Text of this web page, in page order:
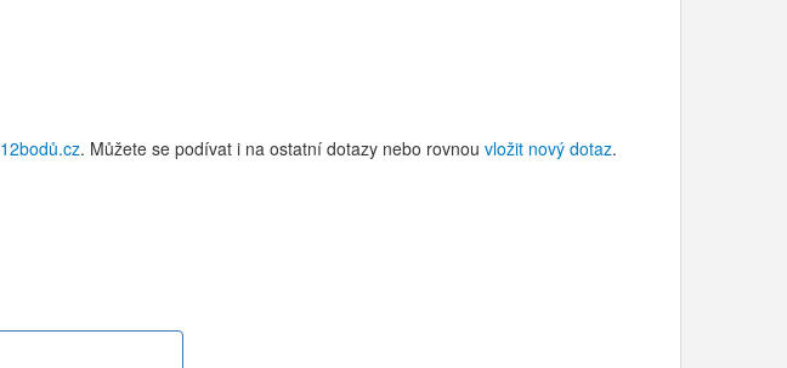
12bodů.cz. Můžete se podívat i na ostatní dotazy nebo rovnou vložit nový dotaz.